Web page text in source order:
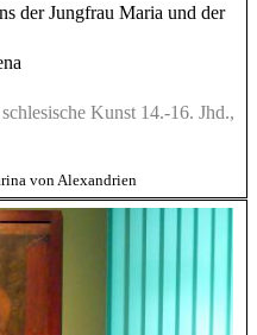
der Jungfrau Maria und der
Kunst 14.-16. Jhd.,
von Alexandrien